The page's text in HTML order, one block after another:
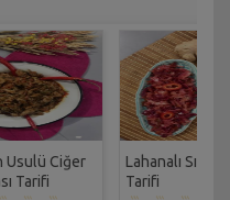
Usulü Ciğer
Tarifi
Lahanalı Sıcak
Tarifi